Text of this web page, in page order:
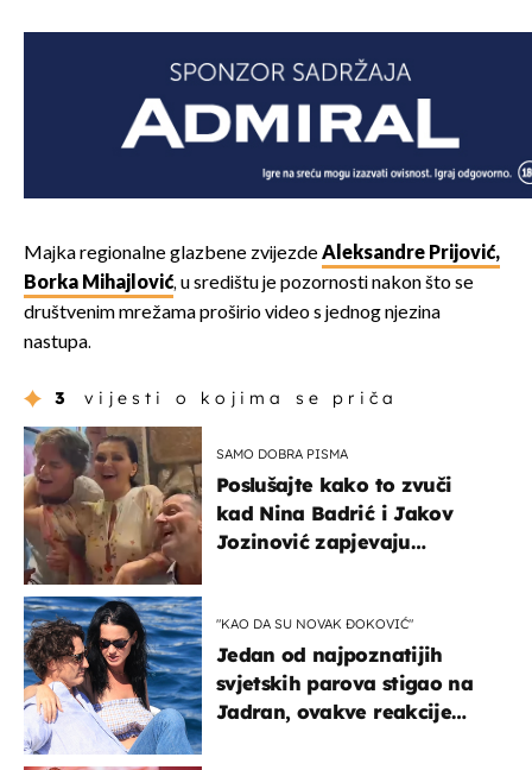
Majka regionalne glazbene zvijezdeAleksandre Prijović,
Borka Mihajlović, u središtu je pozornosti nakon što se
društvenim mrežama proširio video s jednog njezina
nastupa.
3 vijesti o kojima se priča
SAMO DOBRA PISMA
Poslušajte kako to zvuči
kad Nina Badrić i Jakov
Jozinović zapjevaju
"KAO DA SU NOVAK ĐOKOVIĆ"
Jedan od najpoznatijih
svjetskih parova stigao na
Jadran, ovakve reakcije